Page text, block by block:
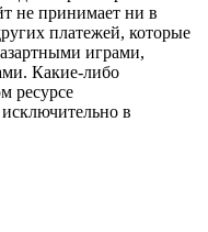
не принимает ни в
платежей, которые
играми,
Какие-либо
ресурсе
в